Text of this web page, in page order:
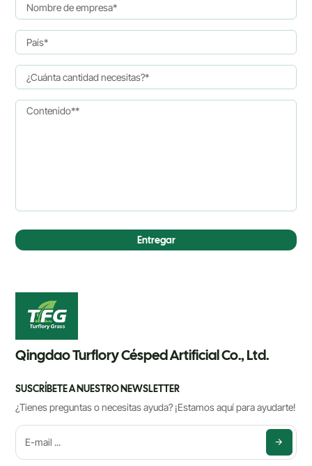
Entregar
Qingdao Turflory Césped Artificial Co., Ltd.
SUSCRÍBETE A NUESTRO NEWSLETTER
¿Tienes preguntas o necesitas ayuda? ¡Estamos aquí para ayudarte!